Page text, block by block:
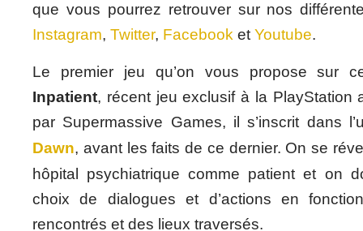
que vous pourrez retrouver sur nos
Instagram, Twitter, Facebook et Youtube.
Le premier jeu qu’on vous propose sur
Inpatient, récent jeu exclusif à la PlayStation
par Supermassive Games, il s’inscrit dans
Dawn, avant les faits de ce dernier. On se
hôpital psychiatrique comme patient et on
choix de dialogues et d’actions en
rencontrés et des lieux traversés.